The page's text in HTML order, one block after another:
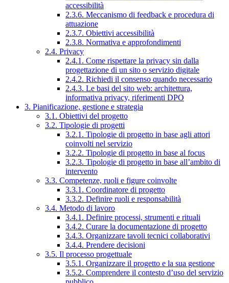
accessibilità
2.3.6. Meccanismo di feedback e procedura di
attuazione
2.3.7. Obiettivi accessibilità
2.3.8. Normativa e approfondimenti
2.4. Privacy
2.4.1. Come rispettare la privacy sin dalla
progettazione di un sito o servizio digitale
2.4.2. Richiedi il consenso quando necessario
2.4.3. Le basi del sito web: architettura,
informativa privacy, riferimenti DPO
3. Pianificazione, gestione e strategia
3.1. Obiettivi del progetto
3.2. Tipologie di progetti
3.2.1. Tipologie di progetto in base agli attori
coinvolti nel servizio
3.2.2. Tipologie di progetto in base al focus
3.2.3. Tipologie di progetto in base all’ambito di
intervento
3.3. Competenze, ruoli e figure coinvolte
3.3.1. Coordinatore di progetto
3.3.2. Definire ruoli e responsabilità
3.4. Metodo di lavoro
3.4.1. Definire processi, strumenti e rituali
3.4.2. Curare la documentazione di progetto
3.4.3. Organizzare tavoli tecnici collaborativi
3.4.4. Prendere decisioni
3.5. Il processo progettuale
3.5.1. Organizzare il progetto e la sua gestione
3.5.2. Comprendere il contesto d’uso del servizio